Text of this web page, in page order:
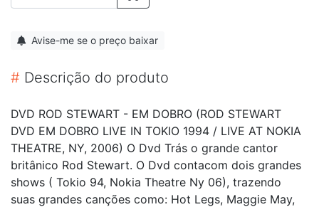
Avise-me se o preço baixar
# Descrição do produto
DVD ROD STEWART - EM DOBRO (ROD STEWART
DVD EM DOBRO LIVE IN TOKIO 1994 / LIVE AT NOKIA
THEATRE, NY, 2006) O Dvd Trás o grande cantor
britânico Rod Stewart. O Dvd contacom dois grandes
shows ( Tokio 94, Nokia Theatre Ny 06), trazendo
suas grandes canções como: Hot Legs, Maggie May,